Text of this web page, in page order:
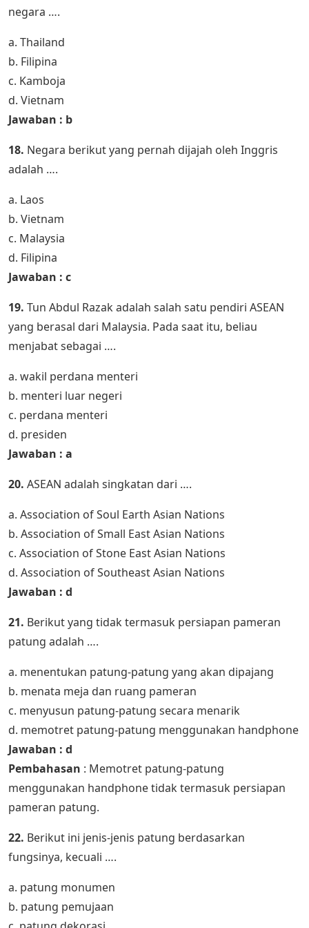
negara ….
a. Thailand
b. Filipina
c. Kamboja
d. Vietnam
Jawaban : b
18. Negara berikut yang pernah dijajah oleh Inggris
adalah ….
a. Laos
b. Vietnam
c. Malaysia
d. Filipina
Jawaban : c
19. Tun Abdul Razak adalah salah satu pendiri ASEAN
yang berasal dari Malaysia. Pada saat itu, beliau
menjabat sebagai ….
a. wakil perdana menteri
b. menteri luar negeri
c. perdana menteri
d. presiden
Jawaban : a
20. ASEAN adalah singkatan dari ….
a. Association of Soul Earth Asian Nations
b. Association of Small East Asian Nations
c. Association of Stone East Asian Nations
d. Association of Southeast Asian Nations
Jawaban : d
21. Berikut yang tidak termasuk persiapan pameran
patung adalah ….
a. menentukan patung-patung yang akan dipajang
b. menata meja dan ruang pameran
c. menyusun patung-patung secara menarik
d. memotret patung-patung menggunakan handphone
Jawaban : d
Pembahasan : Memotret patung-patung
menggunakan handphone tidak termasuk persiapan
pameran patung.
22. Berikut ini jenis-jenis patung berdasarkan
fungsinya, kecuali ….
a. patung monumen
b. patung pemujaan